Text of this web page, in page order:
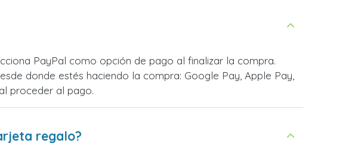
PayPal como opción de pago al finalizar la compra.
donde estés haciendo la compra: Google Pay, Apple Pay,
proceder al pago.
regalo?